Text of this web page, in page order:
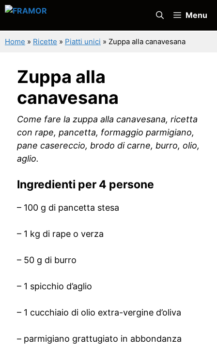
Vai
contenuto
Menu
Home » Ricette » Piatti unici » Zuppa alla canavesana
Zuppa alla
canavesana
Come fare la zuppa alla canavesana, ricetta
con rape, pancetta, formaggio parmigiano,
pane casereccio, brodo di carne, burro, olio,
aglio.
Ingredienti per 4 persone
– 100 g di pancetta stesa
– 1 kg di rape o verza
– 50 g di burro
– 1 spicchio d’aglio
– 1 cucchiaio di olio extra-vergine d’oliva
– parmigiano grattugiato in abbondanza